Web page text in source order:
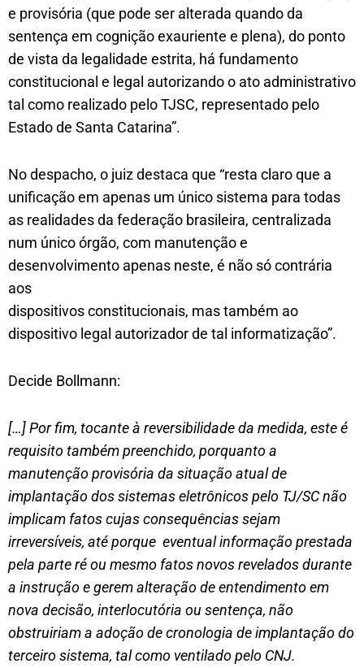
e provisória (que pode ser alterada quando da
sentença em cognição exauriente e plena), do ponto
de vista da legalidade estrita, há fundamento
constitucional e legal autorizando o ato administrativo
tal como realizado pelo TJSC, representado pelo
Estado de Santa Catarina”.
No despacho, o juiz destaca que “resta claro que a
unificação em apenas um único sistema para todas
as realidades da federação brasileira, centralizada
num único órgão, com manutenção e
desenvolvimento apenas neste, é não só contrária
aos
dispositivos constitucionais, mas também ao
dispositivo legal autorizador de tal informatização”.
Decide Bollmann:
[…] Por fim, tocante à reversibilidade da medida, este é
requisito também preenchido, porquanto a
manutenção provisória da situação atual de
implantação dos sistemas eletrônicos pelo TJ/SC não
implicam fatos cujas consequências sejam
irreversíveis, até porque eventual informação prestada
pela parte ré ou mesmo fatos novos revelados durante
a instrução e gerem alteração de entendimento em
nova decisão, interlocutória ou sentença, não
obstruiriam a adoção de cronologia de implantação do
terceiro sistema, tal como ventilado pelo CNJ.